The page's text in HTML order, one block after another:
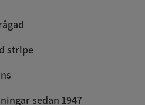
stripe
sedan 1947
upplysningar.syna.se